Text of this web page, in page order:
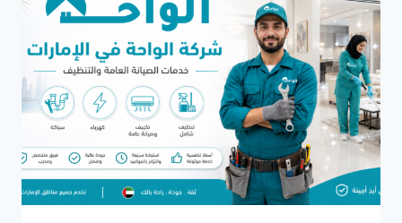
0561986146